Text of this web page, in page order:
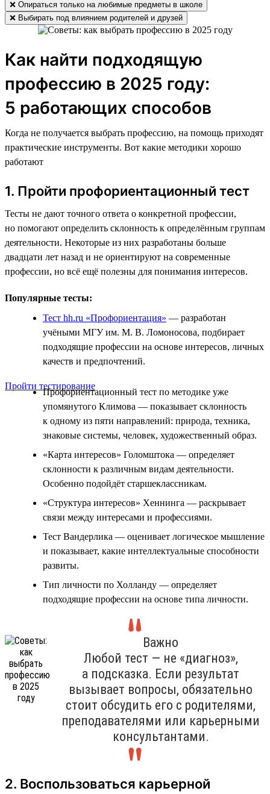
❌ Опираться только на любимые предметы в школе
❌ Выбирать под влиянием родителей и друзей
Как найти подходящую
профессию в 2025 году:
5 работающих способов
Когда не получается выбрать профессию, на помощь приходят
практические инструменты. Вот какие методики хорошо
работают
1. Пройти профориентационный тест
Тесты не дают точного ответа о конкретной профессии,
но помогают определить склонность к определённым группам
деятельности. Некоторые из них разработаны больше
двадцати лет назад и не ориентируют на современные
профессии, но всё ещё полезны для понимания интересов.
Популярные тесты:
Тест hh.ru «Профориентация» — разработан
учёными МГУ им. М. В. Ломоносова, подбирает
подходящие профессии на основе интересов, личных
качеств и предпочтений.
Пройти тестирование
Профориентационный тест по методике уже
упомянутого Климова — показывает склонность
к одному из пяти направлений: природа, техника,
знаковые системы, человек, художественный образ.
«Карта интересов» Голомштока — определяет
склонности к различным видам деятельности.
Особенно подойдёт старшеклассникам.
«Структура интересов» Хеннинга — раскрывает
связи между интересами и профессиями.
Тест Вандерлика — оценивает логическое мышление
и показывает, какие интеллектуальные способности
развиты.
Тип личности по Холланду — определяет
подходящие профессии на основе типа личности.
Важно
Любой тест — не «диагноз»,
а подсказка. Если результат
вызывает вопросы, обязательно
стоит обсудить его с родителями,
преподавателями или карьерными
консультантами.
2. Воспользоваться карьерной